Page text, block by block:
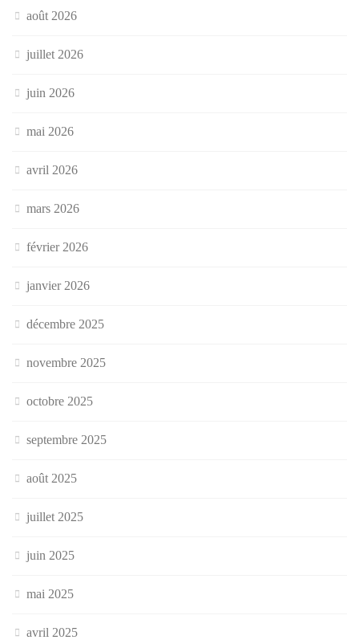
août 2026
juillet 2026
juin 2026
mai 2026
avril 2026
mars 2026
février 2026
janvier 2026
décembre 2025
novembre 2025
octobre 2025
septembre 2025
août 2025
juillet 2025
juin 2025
mai 2025
avril 2025